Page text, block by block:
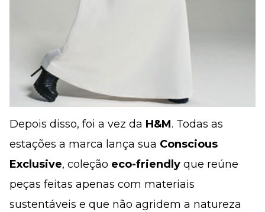
Depois disso, foi a vez da H&M. Todas as
estações a marca lança sua Conscious
Exclusive, coleção eco-friendly que reúne
peças feitas apenas com materiais
sustentáveis e que não agridem a natureza